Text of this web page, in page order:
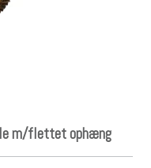
m/flettet ophæng